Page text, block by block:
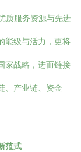
质服务资源与先进
能级与活力，更将
家战略，进而链接
、产业链、资金
范式